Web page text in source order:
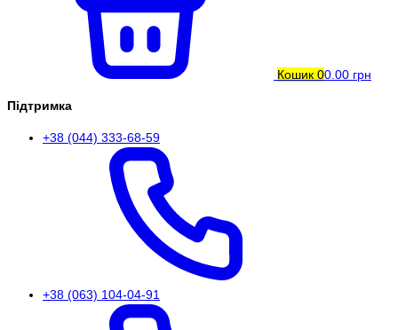
Кошик 00.00 грн
Підтримка
+38 (044) 333-68-59
+38 (063) 104-04-91